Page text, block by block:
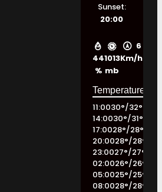
44
%
1013
mb
6
Km/h
Sunset:
20:00
11:0030°/32°
14:0030°/31°
17:0028°/28°
20:0028°/28°
23:0027°/27°
02:0026°/26°
05:0025°/25°
08:0028°/28°